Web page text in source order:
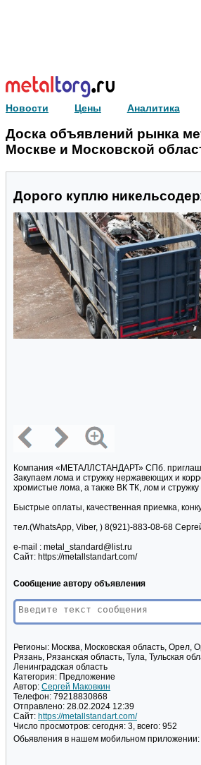
Новости Цены Аналитика
Доска объявлений рынка
Москве и Московской
Дорого куплю
Компания «МЕТАЛЛСТАНДАРТ» СПб.
Закупаем лома и стружку нержавеющих и
хромистые лома, а также ВК ТК, лом и стружку
Быстрые оплаты, качественная приемка,
тел.(WhatsApp, Viber, ) 8(921)-883-08-68
e-mail : metal_standard@list.ru
Сайт: https://metallstandart.com/
Сообщение автору объявления
Регионы: Москва, Московская область, Орел,
Рязань, Рязанская область, Тула, Тульская
Ленинградская область
Категория: Предложение
Автор: Сергей Маковкин
Телефон: 79218830868
Отправлено: 28.02.2024 12:39
Сайт: https://metallstandart.com/
Число просмотров: сегодня: 3, всего: 952
Обьявления в нашем мобильном приложении: